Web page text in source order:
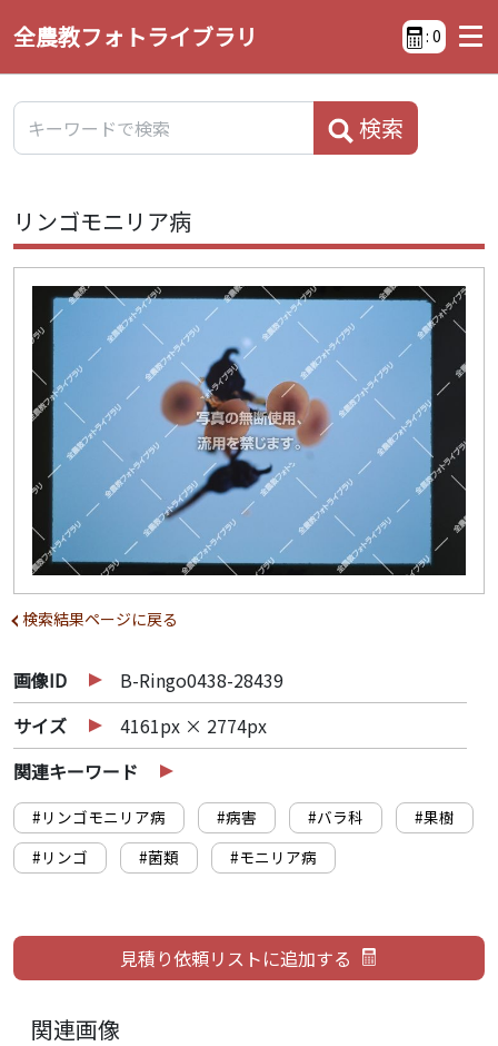
全農教フォトライブラリ : 0
検索
リンゴモニリア病
検索結果ページに戻る
画像ID
B-Ringo0438-28439
サイズ
4161px × 2774px
関連キーワード
#リンゴモニリア病 #病害 #バラ科
#果樹
#リンゴ
#菌類 #モニリア病
関連画像